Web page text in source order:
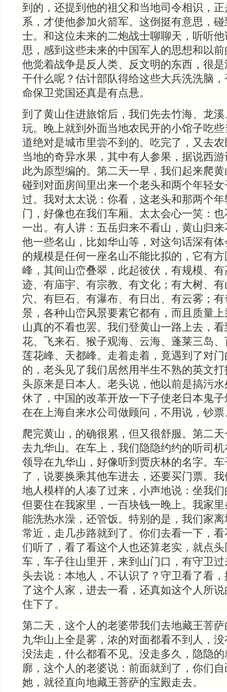
到的，还提到他的祖父和当地司令相识，
系，才使他参加火箭军。这倒挺有意思，
士。和这位未来的二炮战士聊聊天，听听
思，感到这些未来的中国军人的思想和以
他觉着战争是反人类、反文明的东西，很
干什么呢？估计部队得给这些大兵洗洗脑
命保卫党国还真是有点悬。
到了黄山住进旅馆后，我们先去竹海、龙
玩。晚上就到外面当地农民开的小馆子吃
道绝对是城市里尝不到的。吃完了，又去
当地的奇异水果，其中有人参果，据说西
此为原型编的。第二天一早，我们起来爬
碰到对面房间里出来一个老头和两个年轻
过。我对太太说：你看，这老头和那两个
门，好像也在我们车厢。太太会心一笑：
一出。有人讲：五岳归来不看山，黄山归
他一些名山，比如华山等，对这句话深有
的规模是任何一座名山不能比拟的，它有
峰，其间山峦叠翠，此起彼伏，有规模、
迹、有庙宇、有宗教、有文化；有大树、
穴、有巨石、有瀑布、有日出、有云雾；
景，各种山峦风景要素它都有，而且质量
山真的不看也罢。我们登黄山一路上去，
花、飞来石、猴子观海、云海、蓬莱三岛
莲花峰、天都峰。走着走着，竟遇到了对
的，老头见了我们居然用半生不熟的英文
头原来是日本人。老头说，他以前是搞污
休了，中国的改革开放一下子使老日本鬼
在在上海自来水公司做顾问，不用说，钞
爬完黄山，的确很累，但又很舒服。第二
去九华山。在车上，我们隐隐约约的听司
领导在九华山，好像听到贾庆林的名字。
了，说要换乘其他车进去，还要买门票。
地人模样的人凑了过来，小声地说：坐我
但要住在我家里，一百块钱一晚上。我家
能洗热水澡，还管饭。特别的是，我们家
常近，走几步路就到了。你们去看一下，
们听了，看了看这个人也还算老实，就点
车，车子往山里开，来到山门口，有守卫
头去说：本地人，不认识了？守卫看了看
了这个人家，进去一看，还真如这个人所
住下了。
第二天，这个人的老婆带我们去地藏王菩
九华山上全是雾，浓的对面都看不到人，
没法走，什么都看不见。没走多久，隐隐
廓，这个人的老婆说：前面就到了，你们
她，就径直向地藏王菩萨的宝殿走去。